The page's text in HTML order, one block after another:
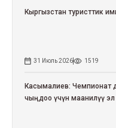
Кыргызстан туристтик
31 Июль 2026 1519
Касымалиев: Чемпионат
чыңдоо үчүн маанилүү